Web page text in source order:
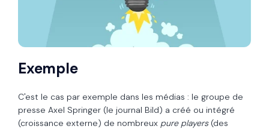
Exemple
C'est le cas par exemple dans les médias : le groupe de
presse Axel Springer (le journal Bild) a créé ou intégré
(croissance externe) de nombreux pure players(des